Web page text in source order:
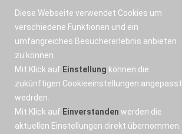
Seitenübersicht
Partner
Angebote
Kontakt
+43 664 577 1 888
Email
Diese Webseite verwendet Cookies um
verschiedene Funktionen und ein
umfangreiches Besuchererlebnis anbieten
zu können.
Mit Klick auf Einstellung können die
zukünftigen Cookieeinstellungen angepasst
wedrden.
Mit Klick auf Einverstanden werden die
aktuellen Einstellungen direkt übernommen.